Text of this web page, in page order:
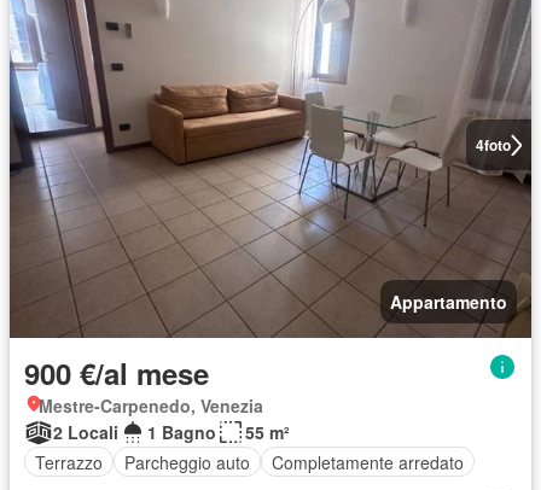
4foto
Appartamento
900 €/al mese
Mestre-Carpenedo, Venezia
2 Locali
1 Bagno
55 m²
Terrazzo
Parcheggio auto Completamente arredato